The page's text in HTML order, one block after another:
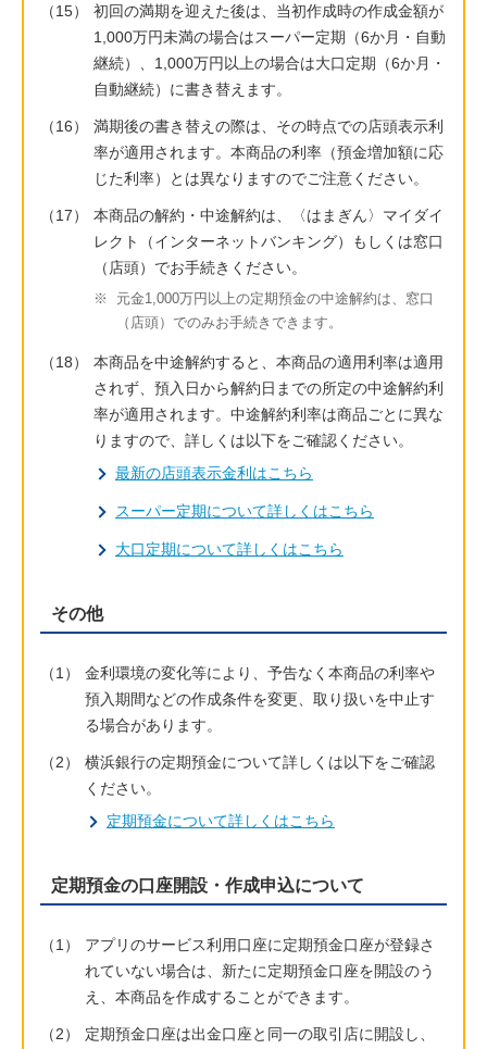
（15）
初回の満期を迎えた後は、当初作成時の作成金額が
1,000万円未満の場合はスーパー定期（6か月・自動
継続）、1,000万円以上の場合は大口定期（6か月・
自動継続）に書き替えます。
（16）
満期後の書き替えの際は、その時点での店頭表示利
率が適用されます。本商品の利率（預金増加額に応
じた利率）とは異なりますのでご注意ください。
（17）
本商品の解約・中途解約は、〈はまぎん〉マイダイ
レクト（インターネットバンキング）もしくは窓口
（店頭）でお手続きください。
※
元金1,000万円以上の定期預金の中途解約は、窓口
（店頭）でのみお手続きできます。
（18）
本商品を中途解約すると、本商品の適用利率は適用
されず、預入日から解約日までの所定の中途解約利
率が適用されます。中途解約利率は商品ごとに異な
りますので、詳しくは以下をご確認ください。
最新の店頭表示金利はこちら
スーパー定期について詳しくはこちら
大口定期について詳しくはこちら
その他
（1）
金利環境の変化等により、予告なく本商品の利率や
預入期間などの作成条件を変更、取り扱いを中止す
る場合があります。
（2）
横浜銀行の定期預金について詳しくは以下をご確認
ください。
定期預金について詳しくはこちら
定期預金の口座開設・作成申込について
（1）
アプリのサービス利用口座に定期預金口座が登録さ
れていない場合は、新たに定期預金口座を開設のう
え、本商品を作成することができます。
（2） 定期預金口座は出金口座と同一の取引店に開設し、